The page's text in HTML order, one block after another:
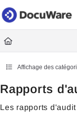
Fetch the complete
Use this file to discover
Affichage des
Rapports
Les rapports